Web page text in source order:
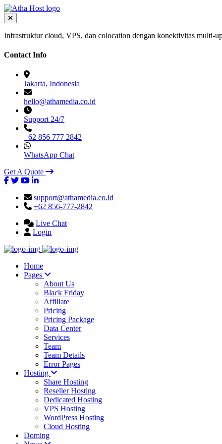
Infrastruktur cloud, VPS, dan colocation dengan konektivitas multi-
Contact Info
Jakarta, Indonesia
hello@athamedia.co.id
Support 24/7
+62 856 777 2842
WhatsApp Chat
Get A Quote
support@athamedia.co.id
+62 856-777-2842
Live Chat
Login
Home
Pages
About Us
Black Friday
Affiliate
Pricing
Pricing Package
Data Center
Services
Team
Team Details
Error Pages
Hosting
Share Hosting
Reseller Hosting
Dedicated Hosting
VPS Hosting
WordPress Hosting
Cloud Hosting
Doming